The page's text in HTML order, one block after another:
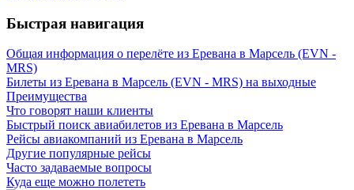
Быстрая навигация
Общая информация о перелёте из Еревана в Марсель (EVN -
MRS)
Билеты из Еревана в Марсель (EVN - MRS) на выходные
Преимущества
Что говорят наши клиенты
Быстрый поиск авиабилетов из Еревана в Марсель
Рейсы авиакомпаний из Еревана в Марсель
Другие популярные рейсы
Часто задаваемые вопросы
Куда еще можно полететь